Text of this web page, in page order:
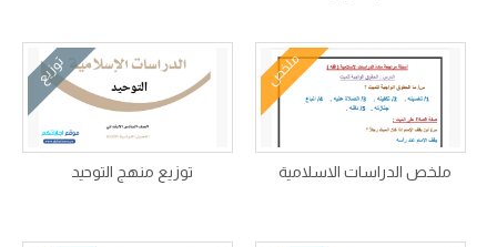
ملخص
ملخص الدراسات الاسلامية
توزيع
توزيع منهج التوحيد